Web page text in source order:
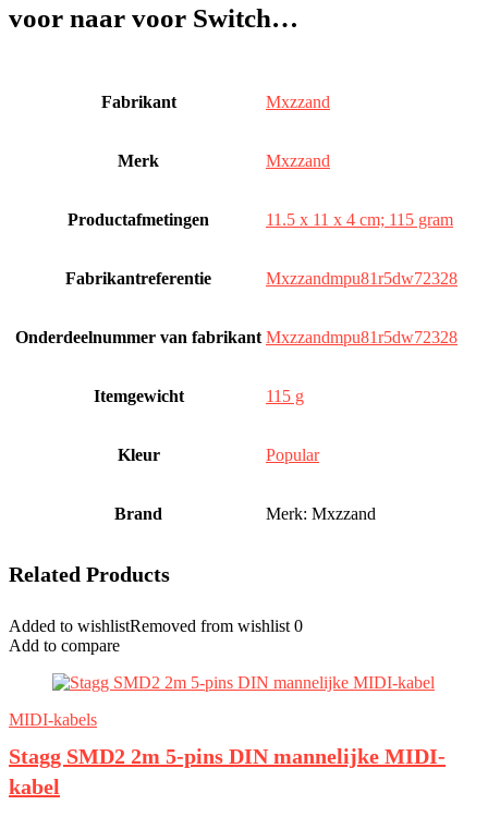
voor naar voor Switch…
Fabrikant ‎Mxzzand
Merk ‎Mxzzand
Productafmetingen ‎11.5 x 11 x 4 cm; 115 gram
Fabrikantreferentie ‎Mxzzandmpu81r5dw72328
Onderdeelnummer van fabrikant ‎Mxzzandmpu81r5dw72328
Itemgewicht ‎115 g
Kleur ‎Popular
Brand Merk: Mxzzand
Related Products
Added to wishlistRemoved from wishlist 0
Add to compare
MIDI-kabels
Stagg SMD2 2m 5-pins DIN mannelijke MIDI-
kabel